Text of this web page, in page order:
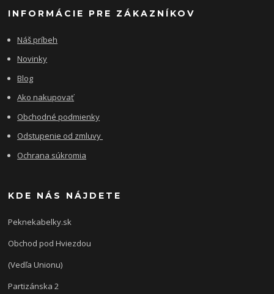
INFORMÁCIE PRE ZÁKAZNÍKOV
Náš príbeh
Novinky
Blog
Ako nakupovať
Obchodné podmienky
Odstupenie od zmluvy
Ochrana súkromia
KDE NÁS NÁJDETE
Peknekabelky.sk
Obchod pod Hviezdou
(Vedľa Unionu)
Partizánska 2